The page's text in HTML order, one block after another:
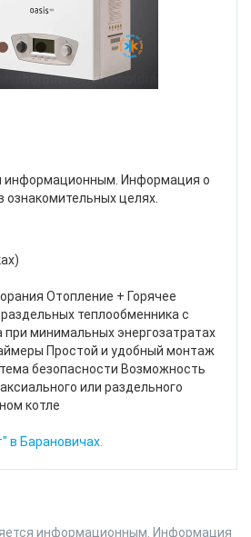
информационным. Информация о
целях.
Отопление + Горячее
теплообменника с
минимальных энергозатратах
Простой и удобный монтаж
безопасности Возможность
или раздельного
котле
в Барановичах.
информационным. Информация